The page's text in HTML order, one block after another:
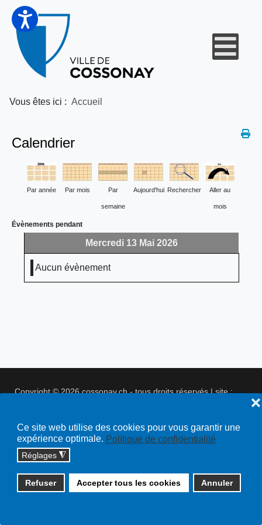
Ce site web utilise des cookies pour vous garantir une
expérience optimale. Politique de confidentialité
Réglages ◮
Refuser Accepter tous les cookies Annuler
❌
Vous êtes ici : Accueil
Calendrier
Par année Par mois Par
semaine
Aujourd'hui Rechercher Aller au
mois
Évènements pendant
Mercredi 13 Mai 2026
Aucun évènement
Copyright © 2026 cossonay.ch - tous droits réservés | site :
Plan du site